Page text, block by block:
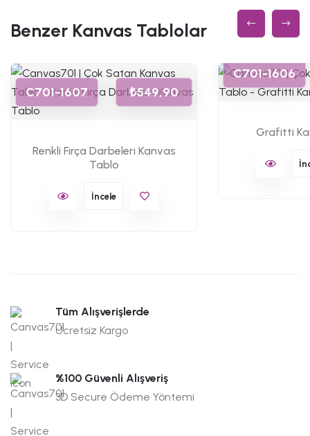
Benzer Kanvas Tablolar
C701-1607 ₺549,90
Renkli Fırça Darbeleri Kanvas
Tablo
İncele
C701-1606
Grafitti
Tüm Alışverişlerde
Ücretsiz Kargo
%100 Güvenli Alışveriş
3D Secure Ödeme Yöntemi